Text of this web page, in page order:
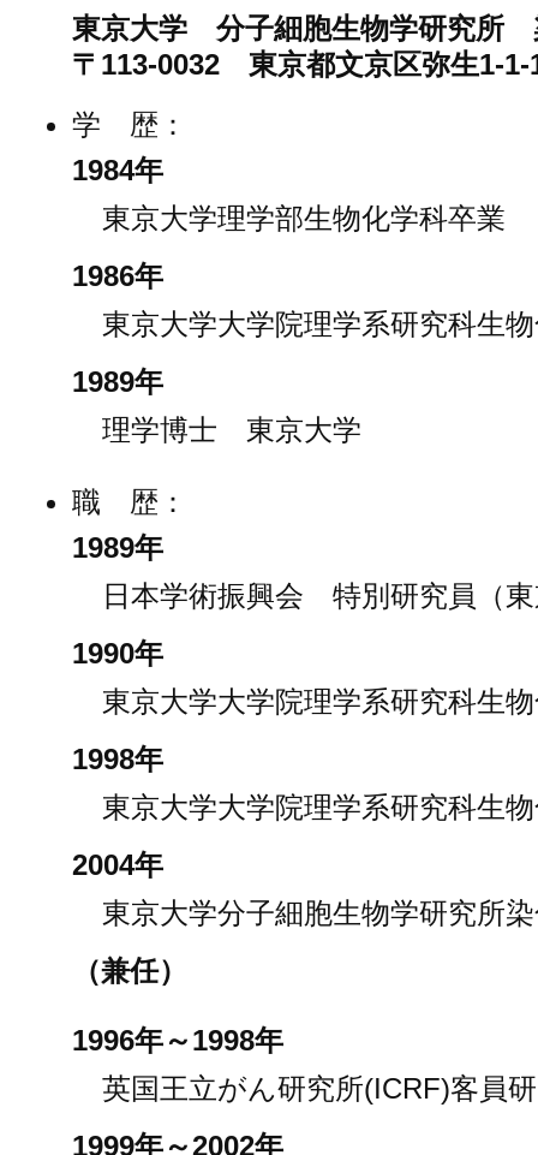
東京大学 分子細胞生物学研究所
〒113-0032 東京都文京区弥生1-1-
学 歴：
1984年
東京大学理学部生物化学科卒業
1986年
東京大学大学院理学系研究科生
1989年
理学博士 東京大学
職 歴：
1989年
日本学術振興会 特別研究員（
1990年
東京大学大学院理学系研究科生
1998年
東京大学大学院理学系研究科生
2004年
東京大学分子細胞生物学研究所
（兼任）
1996年～1998年
英国王立がん研究所(ICRF)客員
1999年～2002年